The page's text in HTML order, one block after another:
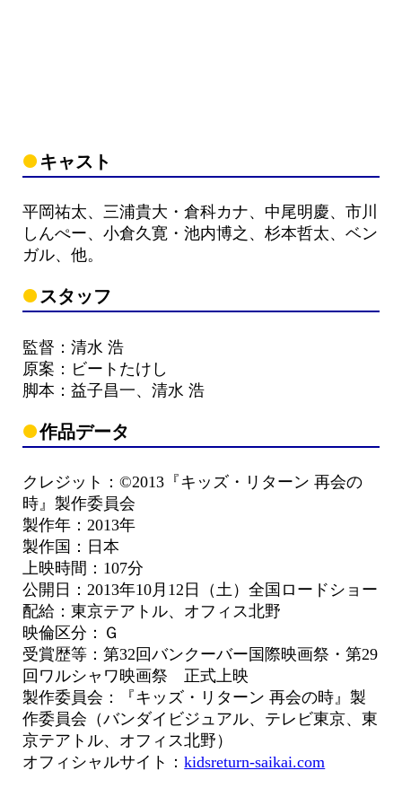
キャスト
平岡祐太、三浦貴大・倉科カナ、中尾明慶、市川
しんぺー、小倉久寛・池内博之、杉本哲太、ベン
ガル、他。
スタッフ
監督：清水 浩
原案：ビートたけし
脚本：益子昌一、清水 浩
作品データ
クレジット：©2013『キッズ・リターン 再会の
時』製作委員会
製作年：2013年
製作国：日本
上映時間：107分
公開日：2013年10月12日（土）全国ロードショー
配給：東京テアトル、オフィス北野
映倫区分：Ｇ
受賞歴等：第32回バンクーバー国際映画祭・第29
回ワルシャワ映画祭 正式上映
製作委員会：『キッズ・リターン 再会の時』製
作委員会（バンダイビジュアル、テレビ東京、東
京テアトル、オフィス北野）
オフィシャルサイト：kidsreturn-saikai.com